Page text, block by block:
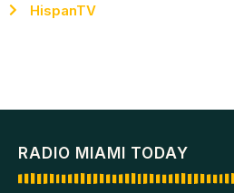
HispanTV
RADIO MIAMI TODAY